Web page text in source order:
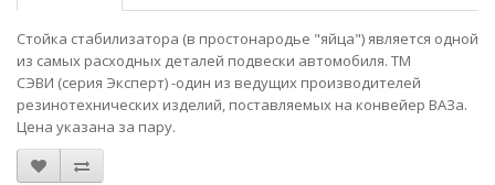
Стойка стабилизатора (в простонародье "яйца") является одной
из самых расходных деталей подвески автомобиля. ТМ
СЭВИ (серия Эксперт)-один из ведущих производителей
резинотехнических изделий, поставляемых на конвейер ВАЗа.
Цена указана за пару.